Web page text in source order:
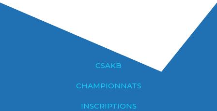
CSAKB
CHAMPIONNATS
INSCRIPTIONS